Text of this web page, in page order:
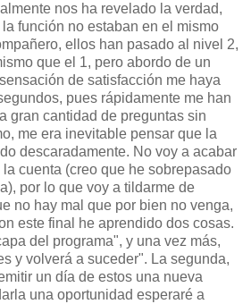
nos ha revelado la verdad,
función no estaban en el mismo
ellos han pasado al nivel 2,
que el 1, pero abordo de un
de satisfacción me haya
pues rápidamente me han
gran cantidad de preguntas sin
me era inevitable pensar que la
descaradamente. No voy a acabar
cuenta (creo que he sobrepasado
por lo que voy a tildarme de
no hay mal que por bien no venga,
este final he aprendido dos cosas.
del programa", y una vez más,
y volverá a suceder". La segunda,
un día de estos una nueva
una oportunidad esperaré a